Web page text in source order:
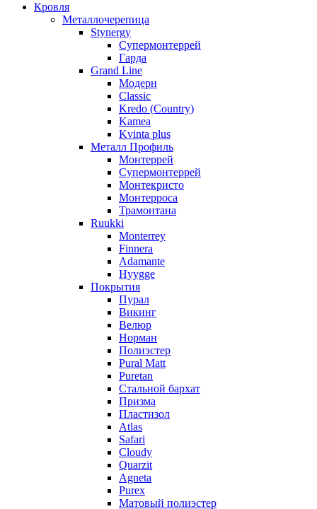
Кровля
Металлочерепица
Stynergy
Супермонтеррей
Гарда
Grand Line
Модерн
Classic
Kredo (Country)
Kamea
Kvinta plus
Металл Профиль
Монтеррей
Супермонтеррей
Монтекристо
Монтерроса
Трамонтана
Ruukki
Monterrey
Finnera
Adamante
Hyygge
Покрытия
Пурал
Викинг
Велюр
Норман
Полиэстер
Pural Matt
Puretan
Стальной бархат
Призма
Пластизол
Atlas
Safari
Cloudy
Quarzit
Agneta
Purex
Матовый полиэстер